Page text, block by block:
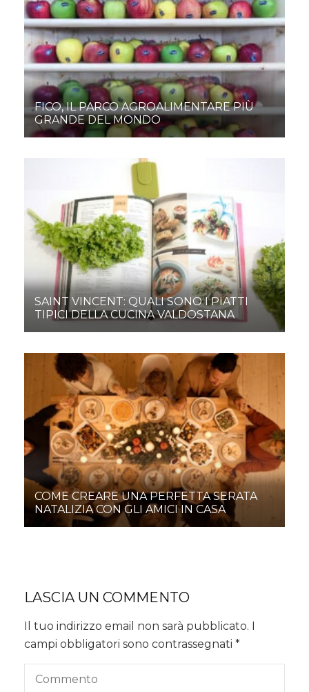
FICO, IL PARCO AGROALIMENTARE PIÙ
GRANDE DEL MONDO
SAINT VINCENT: QUALI SONO I PIATTI
TIPICI DELLA CUCINA VALDOSTANA
COME CREARE UNA PERFETTA SERATA
NATALIZIA CON GLI AMICI IN CASA
LASCIA UN COMMENTO
Il tuo indirizzo email non sarà pubblicato. I
campi obbligatori sono contrassegnati *